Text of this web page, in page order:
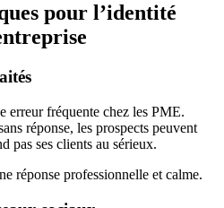
pour l’identité
erreur fréquente chez les PME.
réponse, les prospects peuvent
pas ses clients au sérieux.
réponse professionnelle et calme.